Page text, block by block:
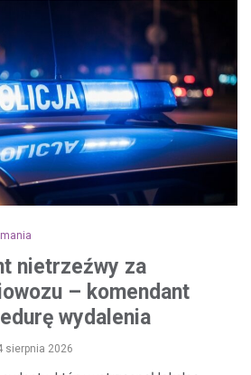
nietrzeźwy za
– komendant
wydalenia
sierpnia 2026